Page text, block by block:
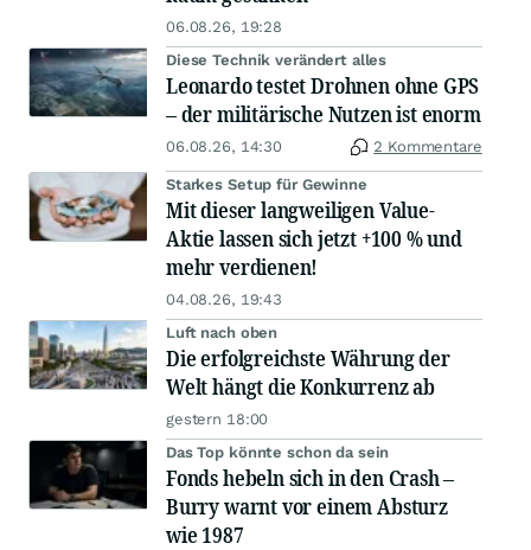
06.08.26, 19:28
Diese Technik verändert alles
Leonardo testet Drohnen ohne GPS
– der militärische Nutzen ist enorm
06.08.26, 14:30 2 Kommentare
Starkes Setup für Gewinne
Mit dieser langweiligen Value-
Aktie lassen sich jetzt +100 % und
mehr verdienen!
04.08.26, 19:43
Luft nach oben
Die erfolgreichste Währung der
Welt hängt die Konkurrenz ab
gestern 18:00
Das Top könnte schon da sein
Fonds hebeln sich in den Crash –
Burry warnt vor einem Absturz
wie 1987